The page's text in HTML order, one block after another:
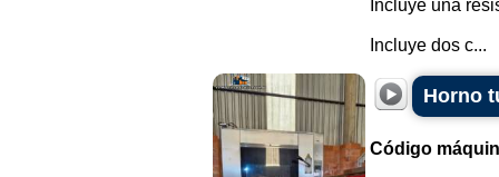
Incluye una
Incluye dos c...
Horno
Código